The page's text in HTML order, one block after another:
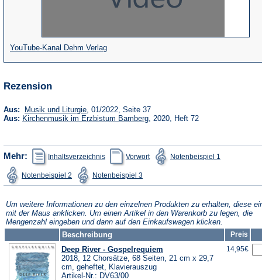
YouTube-Kanal Dehm Verlag(Öffnet
in
Tab)
Rezension
Aus: Musik und Liturgie(Öffnet
in
, 01/2022, Seite 37
Aus: Kirchenmusik im Erzbistum Bamberg(Öffnet
Tab)
, 2020, Heft 72
Mehr: Inhaltsverzeichnis
(Öffnet
in
einem
neuen
Tab)
Vorwort
(Öffnet
in
einem
Tab)
Notenbeispiel 1in
Tab)
Notenbeispiel 2
(Öffnet
in
einem
Tab)
Notenbeispiel 3in
einem
Tab)
Um weitere Informationen zu den einzelnen Produkten zu erhalten, diese
mit der Maus anklicken. Um einen Artikel in den Warenkorb zu legen, die
Mengenzahl eingeben und dann auf den Einkaufswagen klicken.
Beschreibung
Preis
Deep River - Gospelrequiem
2018, 12 Chorsätze, 68 Seiten, 21 cm x 29,7
cm, geheftet, Klavierauszug
Artikel-Nr.: DV63/00
14,95€